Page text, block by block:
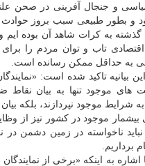
و جنجال آفرینی در صحن
و بطور طبیعی سبب بروز حوادث
به کرات شاهد آن بوده ایم
تاب و توان مردم را برای
به حداقل ممکن رسانده است.
بیانیه تاکید شده است:
موجود تنها به بیان نقاط
شرایط موجود نپردازند، بلکه
موجود در کشور نیز از
ناخواسته در زمین دشمن در
برداریم.
اشاره به اینکه «برخی از